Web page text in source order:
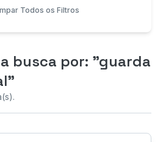
Todos os Filtros
busca por: "guarda